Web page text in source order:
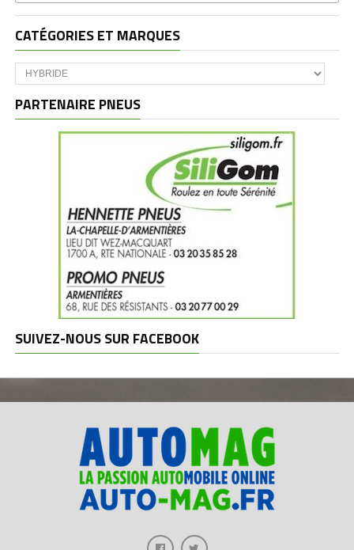
CATÉGORIES ET MARQUES
Catégories
et
PARTENAIRE PNEUS
SUIVEZ-NOUS SUR FACEBOOK